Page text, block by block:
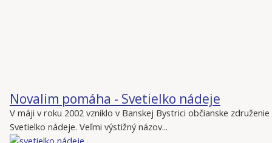
Novalim pomáha - Svetielko nádeje
V máji v roku 2002 vzniklo v Banskej Bystrici občianske združenie
Svetielko nádeje. Veľmi výstižný názov...